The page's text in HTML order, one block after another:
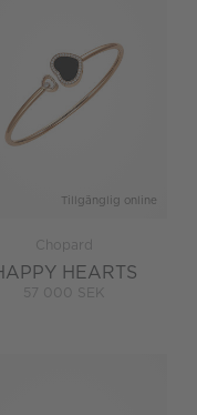
Tillgänglig online
Chopard
HEARTS
57 000 SEK